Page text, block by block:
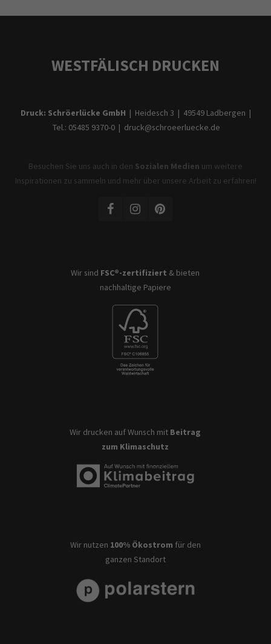
WESTFÄLISCH DRUCKEN
Druck: Schröerlücke GmbH | Heidesch 3 | 49549 Ladbergen |
Tel.: 05485 9370-0 | druck@schroeerluecke.de
Besuchen Sie uns auch in den Sozialen Medien um weitere
Inspirationen zu sammeln und mehr über unsere Arbeit zu erfahren!
Wir sind FSC®-zertifiziert & bieten
nachhaltige Papiere
Wir drucken auf Wunsch mit Beitrag
zum Klimaschutz
Wir nutzen 100% Ökostrom für den
ganzen Standort